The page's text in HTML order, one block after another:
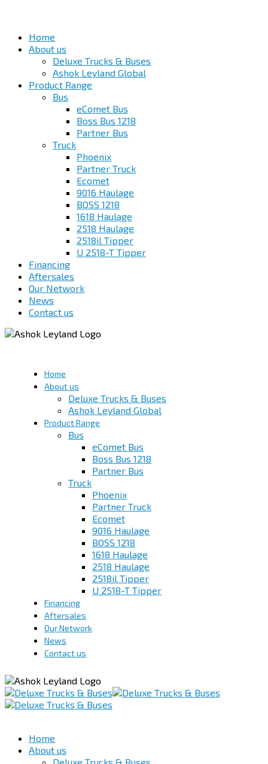
Home
About us
Deluxe Trucks & Buses
Ashok Leyland Global
Product Range
Bus
eComet Bus
Boss Bus 1218
Partner Bus
Truck
Phoenix
Partner Truck
Ecomet
9016 Haulage
BOSS 1218
1618 Haulage
2518 Haulage
2518il Tipper
U 2518-T Tipper
Financing
Aftersales
Our Network
News
Contact us
Home
About us
Deluxe Trucks & Buses
Ashok Leyland Global
Product Range
Bus
eComet Bus
Boss Bus 1218
Partner Bus
Truck
Phoenix
Partner Truck
Ecomet
9016 Haulage
BOSS 1218
1618 Haulage
2518 Haulage
2518il Tipper
U 2518-T Tipper
Financing
Aftersales
Our Network
News
Contact us
Home
About us